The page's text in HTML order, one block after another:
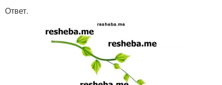
Ответ.